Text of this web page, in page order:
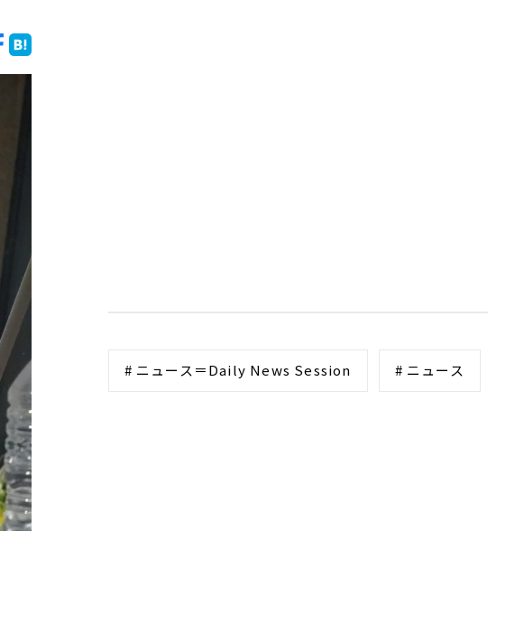
# ニュース＝Daily News Session # ニュース